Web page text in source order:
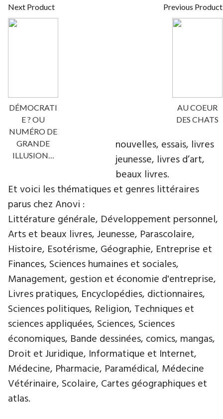
Next Product
DÉMOCRATI
E ? OU
NUMÉRO DE
GRANDE
ILLUSION…
Previous Product
AU COEUR
DES CHATS
nouvelles, essais, livres
jeunesse, livres d’art,
beaux livres.
Et voici les thématiques et genres littéraires
parus chez Anovi :
Littérature générale, Développement personnel,
Arts et beaux livres, Jeunesse, Parascolaire,
Histoire, Esotérisme, Géographie, Entreprise et
Finances, Sciences humaines et sociales,
Management, gestion et économie d'entreprise,
Livres pratiques, Encyclopédies, dictionnaires,
Sciences politiques, Religion, Techniques et
sciences appliquées, Sciences, Sciences
économiques, Bande dessinées, comics, mangas,
Droit et Juridique, Informatique et Internet,
Médecine, Pharmacie, Paramédical, Médecine
Vétérinaire, Scolaire, Cartes géographiques et
atlas.